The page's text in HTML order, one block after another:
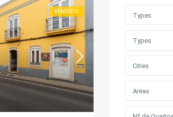
VENDIDO
Types
Types
Cities
Areas